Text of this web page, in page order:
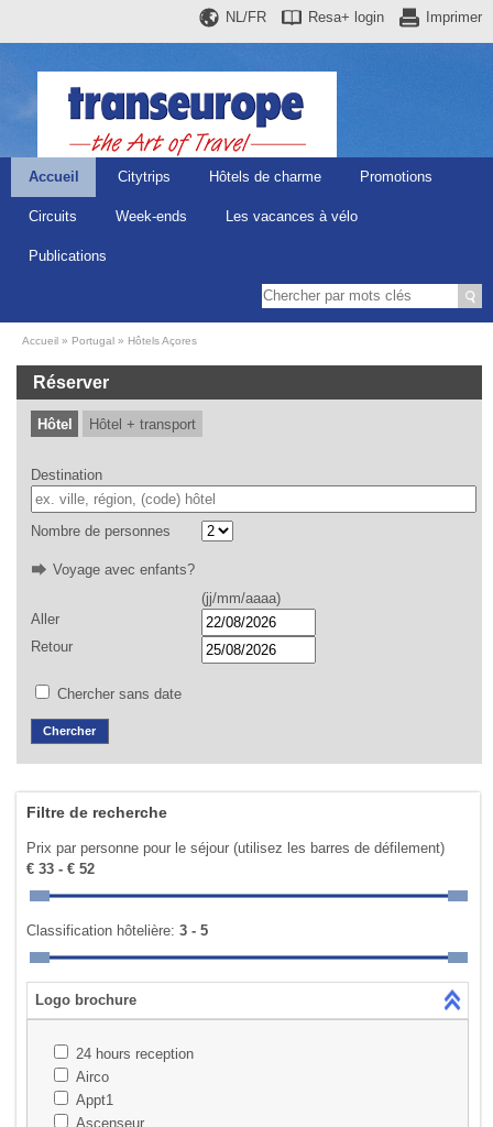
Imprimer
Resa+ login
NL/FR
Accueil Citytrips Hôtels de charme Promotions
Circuits Week-ends Les vacances à vélo
Publications
Accueil Portugal Hôtels Açores
Réserver
Hôtel Hôtel + transport
Destination
Nombre de personnes
Voyage avec enfants?
(jj/mm/aaaa)
Aller
Retour
Chercher sans date
Filtre de recherche
Prix par personne pour le séjour (utilisez les barres de défilement)
€ 33 - € 52
Classification hôtelière:3 - 5
Logo brochure
24 hours reception
Airco
Appt1
Ascenseur